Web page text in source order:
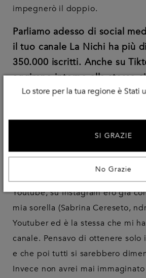
impegnerò il doppio.
Parliamo adesso di social
il tuo canale La Nichi ha più di
350.000 iscritti. Anche su
aggirano intorno alla stessa
profilo Instagram supera i
contro di un’esposizione
Youtube, su Instagram ero già
mia sorella (Sabrina Cereseto,
Youtuber ed è la stessa che mi
canale. Pensavo di ottenere solo
e che poi tutti si sarebbero
Invece non avrei mai
Lo store per la tua regione è Stati
No Grazie
SI GRAZIE